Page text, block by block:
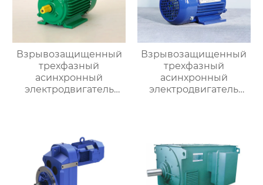
Взрывозащищенный
трехфазный
асинхронный
электродвигатель
Взрывозащищенный
трехфазный
асинхронный
электродвигатель